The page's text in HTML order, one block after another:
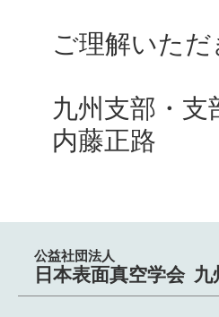
ご理解いた
九州支部・支
内藤正路
公益社団法人
日本表面真空学会 九